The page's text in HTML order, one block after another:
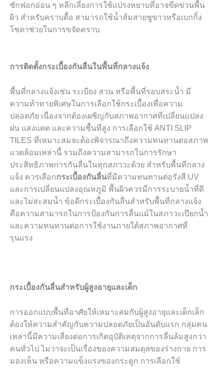
ซักฟอกอ่อน ๆ หลีกเลี่ยงการใช้แปรงหยาบที่อาจขีดข่วนพื้น
ผิว สำหรับคราบดื้อ สามารถใช้น้ำส้มสายชูขาวหรือเบกกิ้ง
โซดาช่วยในการขจัดคราบ
การติดตั้งกระเบื้องกันลื่นในพื้นที่กลางแจ้ง
พื้นที่กลางแจ้งเช่น ระเบียง สวน หรือพื้นที่รอบสระน้ำ มี
ความท้าทายพิเศษในการเลือกใช้กระเบื้องเพื่อความ
ปลอดภัย เนื่องจากต้องเผชิญกับสภาพอากาศที่เปลี่ยนแปลง
ฝน แสงแดด และความชื้นที่สูง การเลือกใช้ ANTI SLIP
TILES ที่เหมาะสมจะต้องพิจารณาถึงความทนทานต่อสภาพ
แวดล้อมเหล่านี้ รวมถึงความสามารถในการรักษา
ประสิทธิภาพการกันลื่นในทุกสภาวะด้วย สำหรับพื้นที่กลาง
แจ้ง ควรเลือกกระเบื้องกันลื่นที่มีความทนทานต่อรังสี UV
และการเปลี่ยนแปลงอุณหภูมิ พื้นผิวควรมีการระบายน้ำที่ดี
และไม่สะสมน้ำ ข้อดีกระเบื้องกันลื่นสำหรับพื้นที่กลางแจ้ง
คือความสามารถในการป้องกันการลื่นแม้ในสภาวะเปียกน้ำ
และความทนทานต่อการใช้งานภายใต้สภาพอากาศที่
รุนแรง
กระเบื้องกันลื่นสำหรับผู้สูงอายุและเด็ก
การออกแบบพื้นที่อาศัยให้เหมาะสมกับผู้สูงอายุและเด็กเล็ก
ต้องให้ความสำคัญกับความปลอดภัยเป็นอันดับแรก กลุ่มคน
เหล่านี้มีความเสี่ยงต่อการเกิดอุบัติเหตุจากการลื่นล้มสูงกว่า
คนทั่วไป ไม่ว่าจะเป็นเรื่องของความสมดุลของร่างกาย การ
มองเห็น หรือความแข็งแรงของกระดูก การเลือกใช้